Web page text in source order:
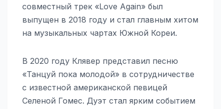
совместный трек «Love Again» был
выпущен в 2018 году и стал главным хитом
на музыкальных чартах Южной Кореи.
В 2020 году Клявер представил песню
«Танцуй пока молодой» в сотрудничестве
с известной американской певицей
Селеной Гомес. Дуэт стал ярким событием